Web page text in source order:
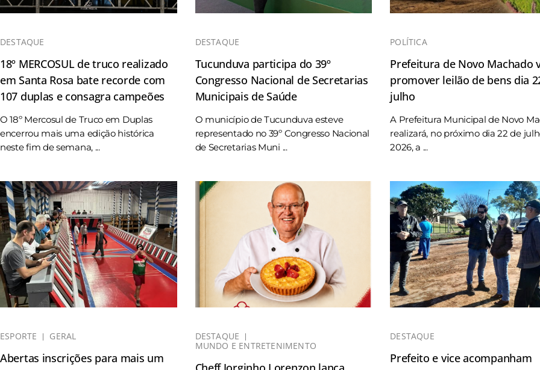
DESTAQUE
18º MERCOSUL de truco realizado
em Santa Rosa bate recorde com
107 duplas e consagra campeões
O 18º Mercosul de Truco em Duplas
encerrou mais uma edição histórica
neste fim de semana, ...
DESTAQUE
Tucunduva participa do 39º
Congresso Nacional de Secretarias
Municipais de Saúde
O município de Tucunduva esteve
representado no 39º Congresso Nacional
de Secretarias Muni ...
POLÍTICA
Prefeitura de Novo Machado
promover leilão de bens dia
julho
A Prefeitura Municipal de Novo
realizará, no próximo dia 22 de
2026, a ...
ESPORTE GERAL
Abertas inscrições para mais um
DESTAQUE
MUNDO E ENTRETENIMENTO
DESTAQUE
Prefeito e vice acompanham